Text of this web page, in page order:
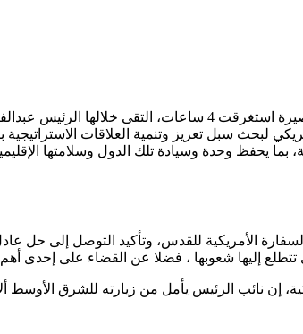
السيسى، اليوم السبت،
لبحث سبل تعزيز وتنمية العلاقات
بما يحفظ وحدة وسيادة تلك الدول وسلامتها
الأمريكية للقدس، وتأكيد التوصل إلى
إليها شعوبها ، فضلا عن القضاء على إحدى أهم
إن نائب الرئيس يأمل من زيارته للشرق الأوسط